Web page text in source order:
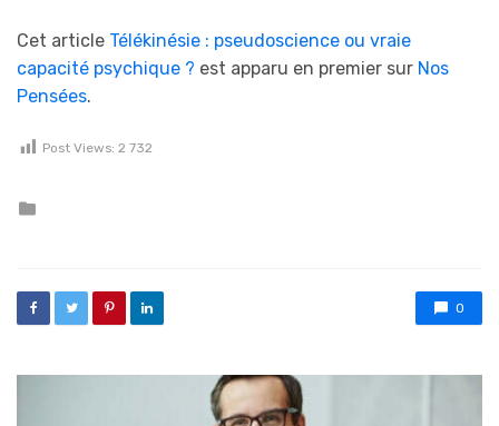
Cet article Télékinésie : pseudoscience ou vraie
capacité psychique ? est apparu en premier sur Nos
Pensées.
Post Views: 2 732
0